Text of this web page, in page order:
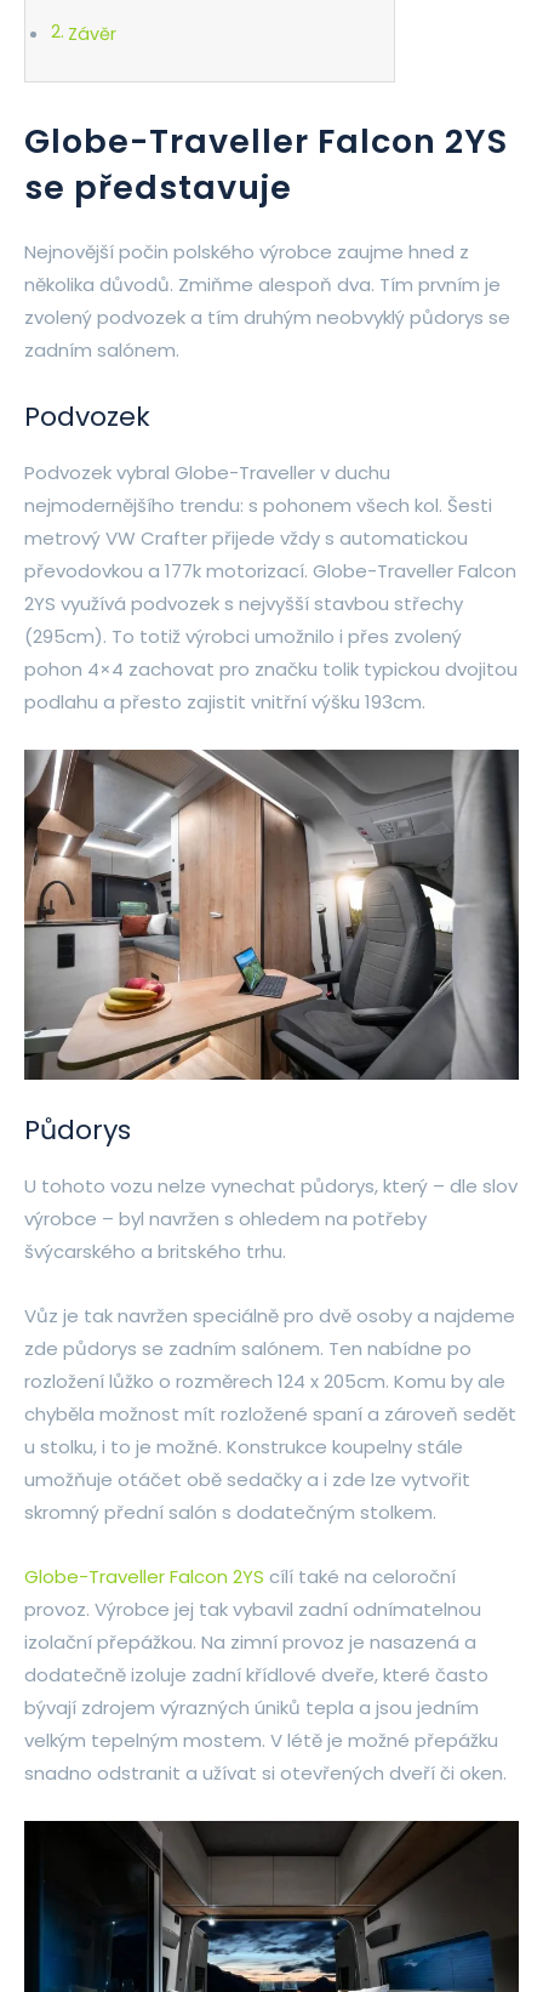
Závěr
Globe-Traveller Falcon 2YS
se představuje
Nejnovější počin polského výrobce zaujme hned z
několika důvodů. Zmiňme alespoň dva. Tím prvním je
zvolený podvozek a tím druhým neobvyklý půdorys se
zadním salónem.
Podvozek
Podvozek vybral Globe-Traveller v duchu
nejmodernějšího trendu: s pohonem všech kol. Šesti
metrový VW Crafter přijede vždy s automatickou
převodovkou a 177k motorizací. Globe-Traveller Falcon
2YS využívá podvozek s nejvyšší stavbou střechy
(295cm). To totiž výrobci umožnilo i přes zvolený
pohon 4×4 zachovat pro značku tolik typickou dvojitou
podlahu a přesto zajistit vnitřní výšku 193cm.
Půdorys
U tohoto vozu nelze vynechat půdorys, který – dle slov
výrobce – byl navržen s ohledem na potřeby
švýcarského a britského trhu.
Vůz je tak navržen speciálně pro dvě osoby a najdeme
zde půdorys se zadním salónem. Ten nabídne po
rozložení lůžko o rozměrech 124 x 205cm. Komu by ale
chyběla možnost mít rozložené spaní a zároveň sedět
u stolku, i to je možné. Konstrukce koupelny stále
umožňuje otáčet obě sedačky a i zde lze vytvořit
skromný přední salón s dodatečným stolkem.
Globe-Traveller Falcon 2YS cílí také na celoroční
provoz. Výrobce jej tak vybavil zadní odnímatelnou
izolační přepážkou. Na zimní provoz je nasazená a
dodatečně izoluje zadní křídlové dveře, které často
bývají zdrojem výrazných úniků tepla a jsou jedním
velkým tepelným mostem. V létě je možné přepážku
snadno odstranit a užívat si otevřených dveří či oken.